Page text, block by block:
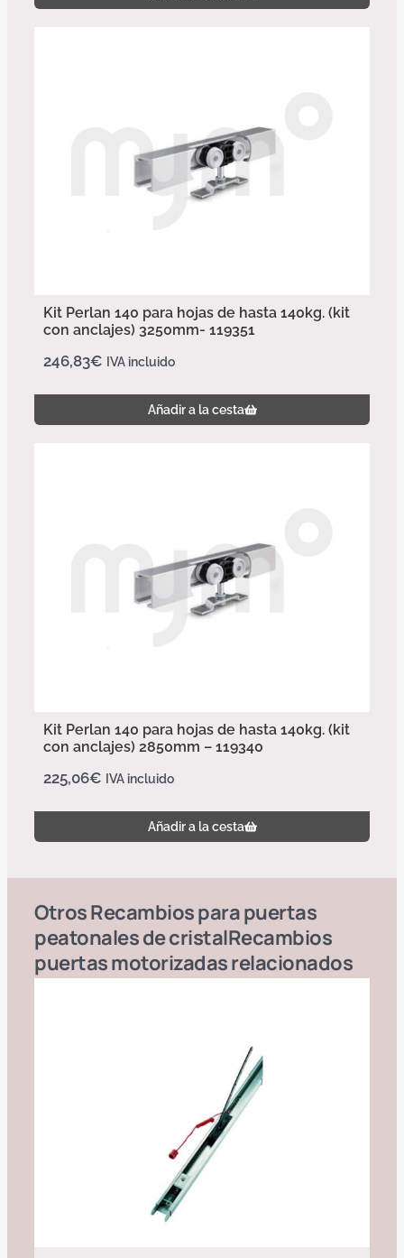
Kit Perlan 140 para hojas de hasta 140kg. (kit
con anclajes) 3250mm- 119351
246,83€ IVA incluido
Añadir a la cesta
Kit Perlan 140 para hojas de hasta 140kg. (kit
con anclajes) 2850mm – 119340
225,06€ IVA incluido
Añadir a la cesta
OtrosRecambios para puertas
peatonales de cristalRecambios
puertas motorizadasrelacionados